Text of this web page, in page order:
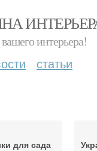
интерьера!
статьи
для сада